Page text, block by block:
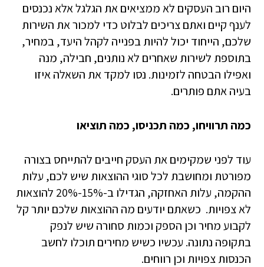
היום רוב העסקים לא ממציאים את הגלגל אלא נכנסים
לענף קיים ואתם צריכים לבלוט כדי למכור את השירות
שלכם, הייחוד יכול להיות בפנייה לקהל היעד, במחיר,
בתוספת לשירות שאחרים לא נותנים, חבילה, מנה
ואפילו הבטחה לזמינות. נסו למקד את השאלה איזו
בעיה אתם פותרים.
כמה תרוויחו, כמה תכניסו, כמה תוציאו
עוד לפני שמקימים את העסק חייבים להתייחס בצורה
מפורטת ומחושבת לכל סוגי ההוצאות שיש לכם, עלות
ההקמה, עלות האחזקה, הגדילו ב-15%-20% להוצאות
לא צפויות. כשאתם יודעים מה ההוצאות שלכם יותר קל
לקבוע מחיר וכן הספק וכמות סחורה שיש לנפק
בתקופה נתונה. עכשיו כשיש מחירים תוכלו לחשב
הכנסות צפויות וכן רווחים.